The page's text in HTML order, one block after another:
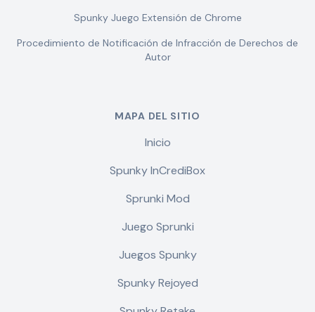
Spunky Juego Extensión de Chrome
Procedimiento de Notificación de Infracción de Derechos de
Autor
MAPA DEL SITIO
Inicio
Spunky InCrediBox
Sprunki Mod
Juego Sprunki
Juegos Spunky
Spunky Rejoyed